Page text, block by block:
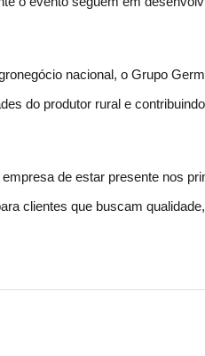
nacional, o Grupo
do produtor rural e
de estar presente nos
clientes que buscam